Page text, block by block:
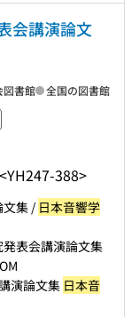
会講演論文
<YH247-388>
図書館 全国の図書館
文集 /日本音響学
発表会講演論文集
演論文集 日本音